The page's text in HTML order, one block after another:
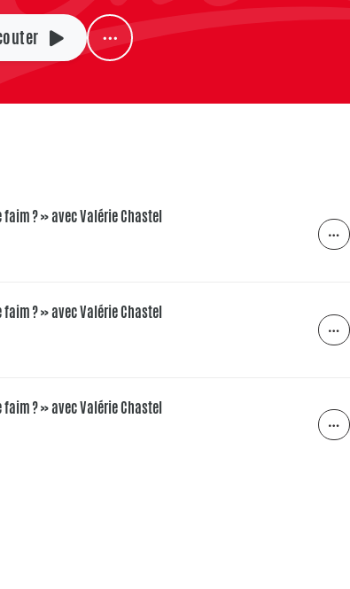
? » avec Valérie Chastel
? » avec Valérie Chastel
? » avec Valérie Chastel